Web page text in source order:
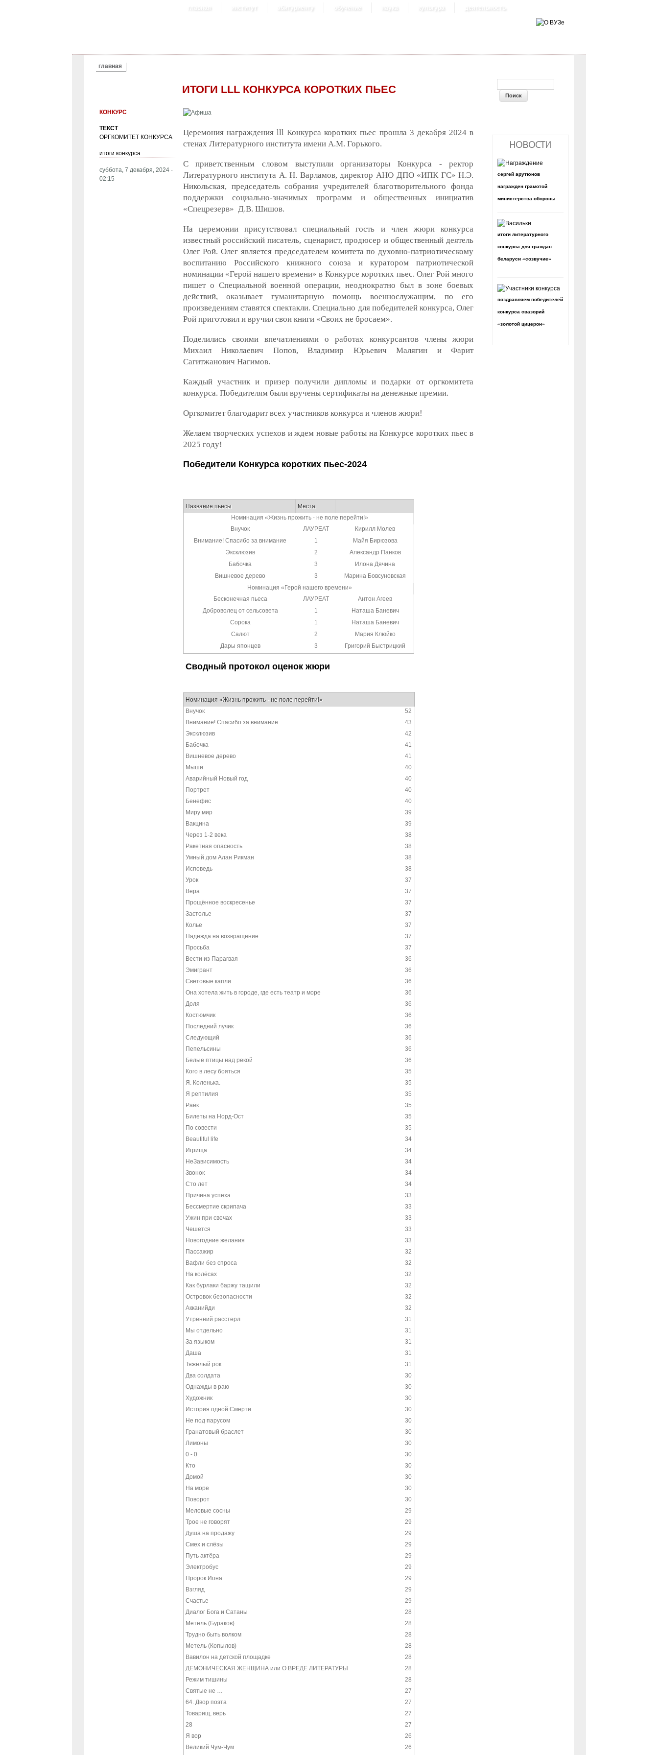
главная институт абитуриенту обучение наука культура деятельность
ВЫ ЗДЕСЬ
главная
ИТОГИ LLL КОНКУРСА КОРОТКИХ ПЬЕС
КОНКУРС
ТЕКСТ
ОРГКОМИТЕТ КОНКУРСА
итоги конкурса
суббота, 7 декабря, 2024 -
02:15
Церемония награждения lll Конкурса коротких пьес прошла 3 декабря 2024 в
стенах Литературного института имени А.М. Горького.
С приветственным словом выступили организаторы Конкурса - ректор
Литературного института А. Н. Варламов, директор АНО ДПО «ИПК ГС» Н.Э.
Никольская, председатель собрания учредителей благотворительного фонда
поддержки социально-значимых программ и общественных инициатив
«Спецрезерв» Д.В. Шишов.
На церемонии присутствовал специальный гость и член жюри конкурса
известный российский писатель, сценарист, продюсер и общественный деятель
Олег Рой. Олег является председателем комитета по духовно-патриотическому
воспитанию Российского книжного союза и куратором патриотической
номинации «Герой нашего времени» в Конкурсе коротких пьес. Олег Рой много
пишет о Специальной военной операции, неоднократно был в зоне боевых
действий, оказывает гуманитарную помощь военнослужащим, по его
произведениям ставятся спектакли. Специально для победителей конкурса, Олег
Рой приготовил и вручил свои книги «Своих не бросаем».
Поделились своими впечатлениями о работах конкурсантов члены жюри
Михаил Николаевич Попов, Владимир Юрьевич Малягин и Фарит
Сагитжанович Нагимов.
Каждый участник и призер получили дипломы и подарки от оргкомитета
конкурса. Победителям были вручены сертификаты на денежные премии.
Оргкомитет благодарит всех участников конкурса и членов жюри!
Желаем творческих успехов и ждем новые работы на Конкурсе коротких пьес в
2025 году!
Победители Конкурса коротких пьес-2024
Название пьесы
Места
Номинация «Жизнь прожить - не поле перейти!»
Внучок
ЛАУРЕАТ
Кирилл Молев
Внимание! Спасибо за внимание
1
Майя Бирюзова
Эксклюзив
2
Александр Панков
Бабочка
3
Илона Дячина
Вишневое дерево
3
Марина Бовсуновская
Номинация «Герой нашего времени»
Бесконечная пьеса
ЛАУРЕАТ
Антон Агеев
Доброволец от сельсовета
1
Наташа Баневич
Сорока
1
Наташа Баневич
Салют
2
Мария Клюйко
Дары японцев
3 Григорий Быстрицкий
Сводный протокол оценок жюри
Номинация «Жизнь прожить - не поле перейти!»
Внучок
52
Внимание! Спасибо за внимание
43
Эксклюзив
42
Бабочка
41
Вишневое дерево
41
Мыши
40
Аварийный Новый год
40
Портрет
40
Бенефис
40
Миру мир
39
Вакцина
39
Через 1-2 века
38
Ракетная опасность
38
Умный дом Алан Рикман
38
Исповедь
38
Урок
37
Вера
37
Прощённое воскресенье
37
Застолье
37
Колье
37
Надежда на возвращение
37
Просьба
37
Вести из Парагвая
36
Эмигрант
36
Световые капли
36
Она хотела жить в городе, где есть театр и море
36
Доля
36
Костюмчик
36
Последний лучик
36
Следующий
36
Пепельсины
36
Белые птицы над рекой
36
Кого в лесу бояться
35
Я. Коленька.
35
Я рептилия
35
Раёк
35
Билеты на Норд-Ост
35
По совести
35
Beautiful life
34
Игрища
34
НеЗависимость
34
Звонок
34
Сто лет
34
Причина успеха
33
Бессмертие скрипача
33
Ужин при свечах
33
Чешется
33
Новогодние желания
33
Пассажир
32
Вафли без спроса
32
На колёсах
32
Как бурлаки баржу тащили
32
Островок безопасности
32
Акканийди
32
Утренний расстерл
31
Мы отдельно
31
За языком
31
Даша
31
Тяжёлый рок
31
Два солдата
30
Однажды в раю
30
Художник
30
История одной Смерти
30
Не под парусом
30
Гранатовый браслет
30
Лимоны
30
0 - 0
30
Кто
30
Домой
30
На море
30
Поворот
30
Меловые сосны
29
Трое не говорят
29
Душа на продажу
29
Смех и слёзы
29
Путь актёра
29
Электробус
29
Пророк Иона
29
Взгляд
29
Счастье
29
Диалог Бога и Сатаны
28
Метель (Бураков)
28
Трудно быть волком
28
Метель (Копылов)
28
Вавилон на детской площадке
28
ДЕМОНИЧЕСКАЯ ЖЕНЩИНА или О ВРЕДЕ ЛИТЕРАТУРЫ
28
Режим тишины
28
Святые не …
27
64. Двор поэта
27
Товарищ, верь
27
28
27
Я вор
26
Великий Чум-Чум
26
ФОРМА ПОИСКА
НОВОСТИ
сергей арутюнов
награжден грамотой
министерства обороны
итоги литературного
конкурса для граждан
беларуси «созвучие»
поздравляем победителей
конкурса свазорий
«золотой цицерон»